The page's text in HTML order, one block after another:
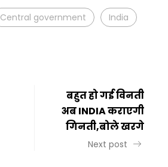
Central government India
बहुत हो गई विनती
अब INDIA कराएगी
गिनती,बोले खरगे
Next post